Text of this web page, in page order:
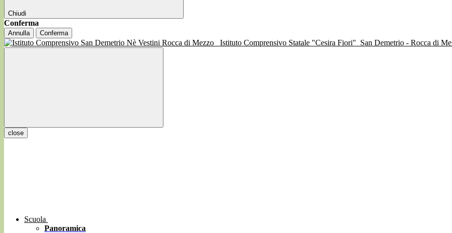
Chiudi
Conferma
Annulla Conferma
Istituto Comprensivo Statale "Cesira Fiori" San Demetrio - Rocca di
close
Scuola
Panoramica